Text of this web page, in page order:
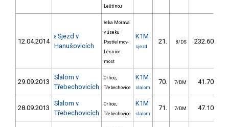
Leštinou
12.04.2014
8 Sjezd v
Hanušovicích
řeka Morava
v úseku
Postřelmov-
Lesnice
most
K1M
sjezd
21. 8/DS 232.60
29.09.2013
Slalom v
Třebechovicích
Orlice,
Třebechovice
K1M
slalom
70. 7/DM 41.70
28.09.2013
Slalom v
Třebechovicích
Orlice,
Třebechovice
K1M
slalom
71. 7/DM 47.10